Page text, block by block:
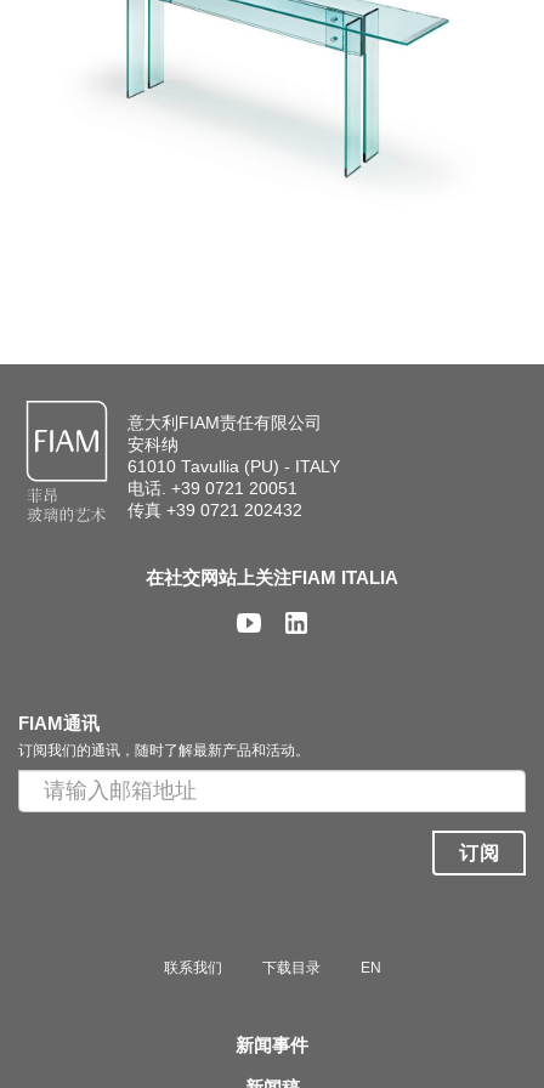
意大利FIAM责任有限公司
安科纳
61010 Tavullia (PU) - ITALY
电话. +39 0721 20051
传真 +39 0721 202432
在社交网站上关注FIAM ITALIA
FIAM通讯
订阅我们的通讯，随时了解最新产品和活动。
订阅
联系我们 下载目录 EN
新闻事件